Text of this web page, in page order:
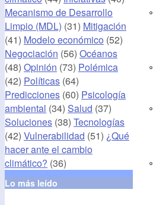
Mecanismo de Desarrollo
Limpio (MDL) (31) Mitigación
(41) Modelo económico (52)
Negociación (56) Océanos
(48) Opinión (73) Polémica
(42) Políticas (64)
Predicciones (60) Psicología
ambiental (34) Salud (37)
Soluciones (38) Tecnologías
(42) Vulnerabilidad (51) ¿Qué
hacer ante el cambio
climático? (36)
Lo más leído